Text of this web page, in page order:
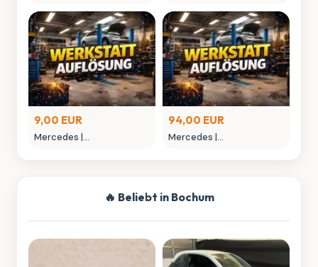
9,00 EUR
Mercedes |
94,00 EUR
Mercedes |
🔥 Beliebt in Bochum